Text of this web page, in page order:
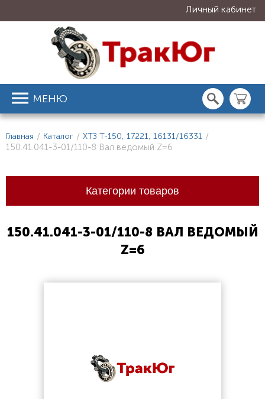
Личный кабинет
МЕНЮ
Главная / Каталог / ХТЗ Т-150, 17221, 16131/16331 /
150.41.041-3-01/110-8 Вал ведомый Z=6
Категории товаров
150.41.041-3-01/110-8 ВАЛ ВЕДОМЫЙ
Z=6